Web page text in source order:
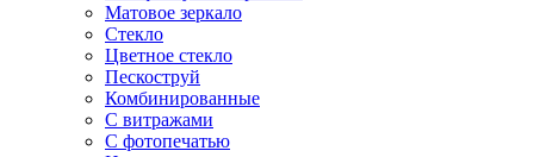
Матовое зеркало
Стекло
Цветное стекло
Пескоструй
Комбинированные
С витражами
С фотопечатью